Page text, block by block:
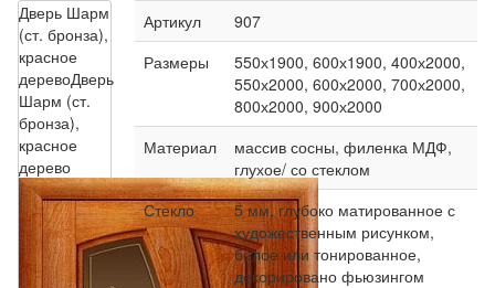
Дверь Шарм
(ст. бронза),
красное
деревоДверь
Шарм (ст.
бронза),
красное
дерево
Артикул
907
Размеры
550х1900, 600х1900, 400х2000,
550х2000, 600х2000, 700х2000,
800х2000, 900х2000
Материал
массив сосны, филенка МДФ,
глухое/ со стеклом
Стекло
5 мм, глубоко матированное с
художественным рисунком,
белое или тонированное,
декорировано фьюзингом